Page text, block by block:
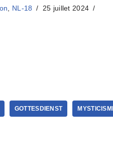
NL-18 25 juillet 2024
GOTTESDIENST